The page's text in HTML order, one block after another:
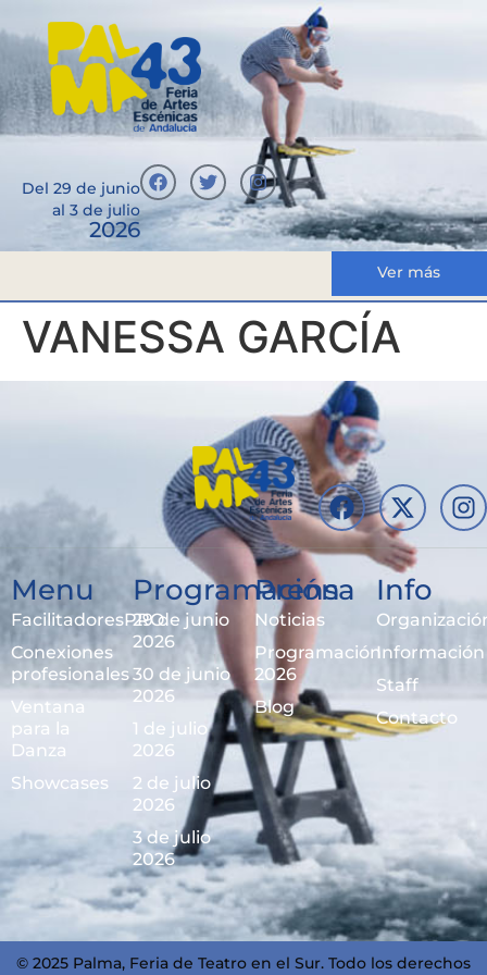
Del 29 de junio
al 3 de julio
2026
Ver más
VANESSA GARCÍA
Menu
FacilitadoresPRO
Conexiones
profesionales
Ventana
para la
Danza
Showcases
Programación
29 de junio
2026
30 de junio
2026
1 de julio
2026
2 de julio
2026
3 de julio
2026
Prensa
Noticias
Programación
2026
Blog
Info
Información
Staff
Contacto
© 2025 Palma, Feria de Teatro en el Sur. Todo los derechos